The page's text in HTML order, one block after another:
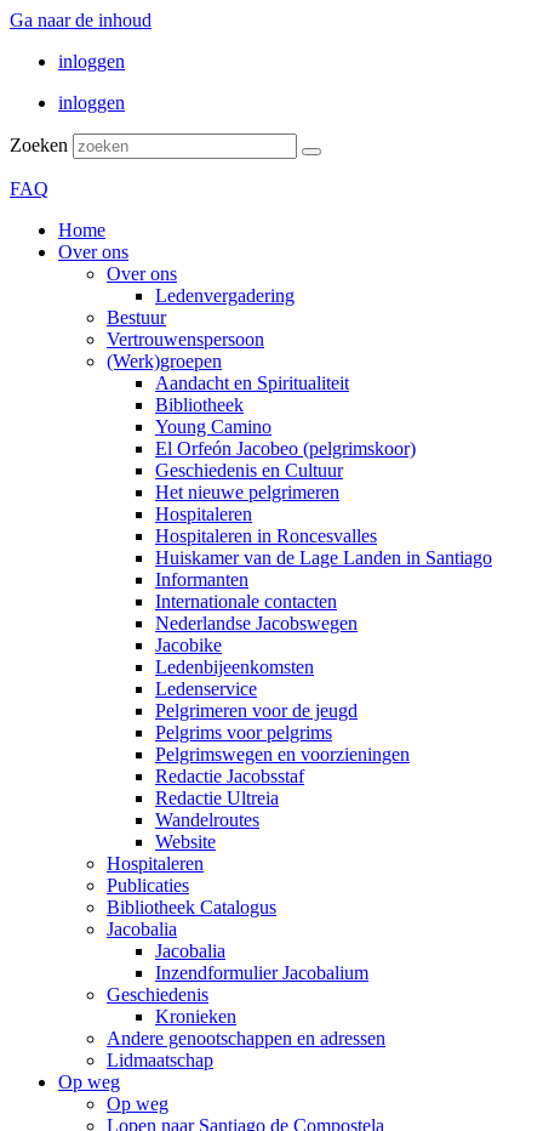
Ga naar de inhoud
inloggen
inloggen
Zoeken
FAQ
Home
Over ons
Over ons
Ledenvergadering
Bestuur
Vertrouwenspersoon
(Werk)groepen
Aandacht en Spiritualiteit
Bibliotheek
Young Camino
El Orfeón Jacobeo (pelgrimskoor)
Geschiedenis en Cultuur
Het nieuwe pelgrimeren
Hospitaleren
Hospitaleren in Roncesvalles
Huiskamer van de Lage Landen in Santiago
Informanten
Internationale contacten
Nederlandse Jacobswegen
Jacobike
Ledenbijeenkomsten
Ledenservice
Pelgrimeren voor de jeugd
Pelgrims voor pelgrims
Pelgrimswegen en voorzieningen
Redactie Jacobsstaf
Redactie Ultreia
Wandelroutes
Website
Hospitaleren
Publicaties
Bibliotheek Catalogus
Jacobalia
Jacobalia
Inzendformulier Jacobalium
Geschiedenis
Kronieken
Andere genootschappen en adressen
Lidmaatschap
Op weg
Op weg
Lopen naar Santiago de Compostela